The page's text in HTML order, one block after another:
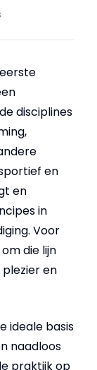
disciplines
en
en
in
Voor
die lijn
en
ideale basis
naadloos
praktijk op